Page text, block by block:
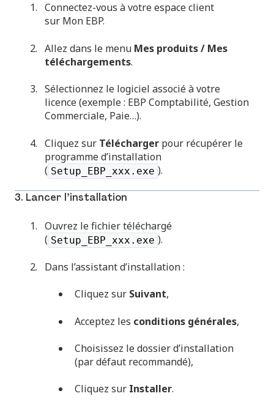
Connectez-vous à votre espace client
sur Mon EBP.
Allez dans le menu Mes produits / Mes
téléchargements.
Sélectionnez le logiciel associé à votre
licence (exemple : EBP Comptabilité, Gestion
Commerciale, Paie…).
Cliquez sur Télécharger pour récupérer le
programme d’installation
( Setup_EBP_xxx.exe ).
3. Lancer l’installation
Ouvrez le fichier téléchargé
( Setup_EBP_xxx.exe ).
Dans l’assistant d’installation :
Cliquez sur Suivant,
Acceptez les conditions générales,
Choisissez le dossier d’installation
(par défaut recommandé),
Cliquez sur Installer.